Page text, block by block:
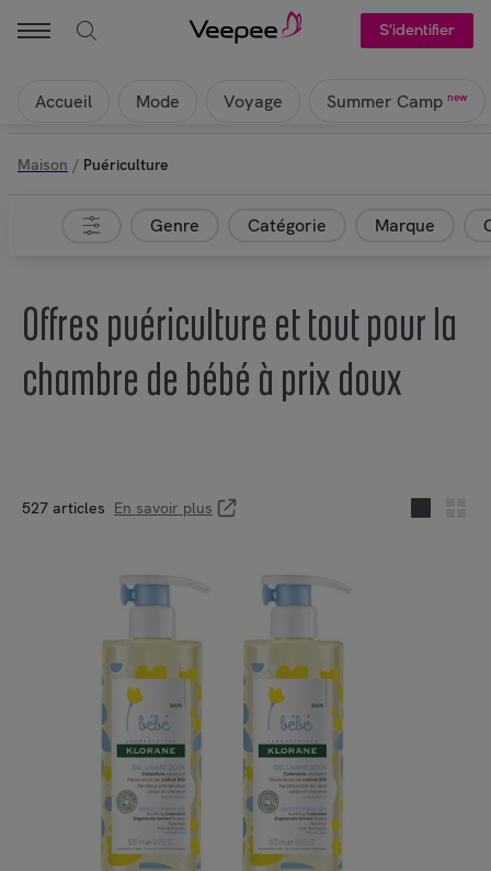
S'identifier
Accueil Mode Voyage Summer Camp new
Maison / Puériculture
Genre Catégorie Marque
Offres puériculture et tout pour la
chambre de bébé à prix doux
527 articles En savoir plus